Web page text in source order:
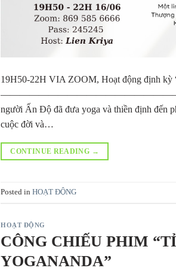
19H50-22H VIA ZOOM, Hoạt động định
—————————————————————————
người Ấn Độ đã đưa yoga và thiền định đến
cuộc đời và…
CONTINUE READING →
Posted in HOẠT ĐỘNG
HOẠT ĐỘNG
CÔNG CHIẾU PHIM
YOGANANDA”